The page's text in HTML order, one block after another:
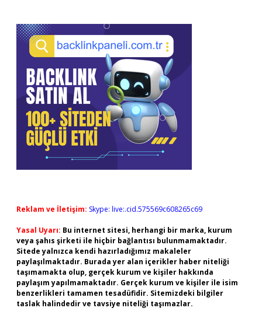
Reklam ve İletişim: Skype: live:.cid.575569c608265c69
Yasal Uyarı: Bu internet sitesi, herhangi bir marka, kurum
veya şahıs şirketi ile hiçbir bağlantısı bulunmamaktadır.
Sitede yalnızca kendi hazırladığımız makaleler
paylaşılmaktadır. Burada yer alan içerikler haber niteliği
taşımamakta olup, gerçek kurum ve kişiler hakkında
paylaşım yapılmamaktadır. Gerçek kurum ve kişiler ile isim
benzerlikleri tamamen tesadüfidir. Sitemizdeki bilgiler
taslak halindedir ve tavsiye niteliği taşımazlar.